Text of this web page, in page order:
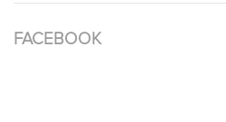
FACEBOOK